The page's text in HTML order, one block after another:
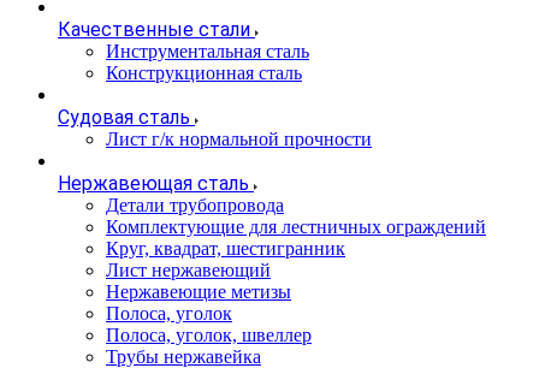
Качественные стали
Инструментальная сталь
Конструкционная сталь
Судовая сталь
Лист г/к нормальной прочности
Нержавеющая сталь
Детали трубопровода
Комплектующие для лестничных ограждений
Круг, квадрат, шестигранник
Лист нержавеющий
Нержавеющие метизы
Полоса, уголок
Полоса, уголок, швеллер
Трубы нержавейка